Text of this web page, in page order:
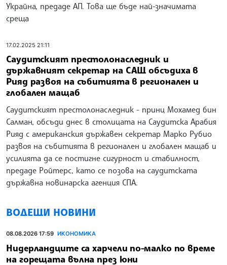
Украйна, предаде АП. Това ще бъде най-значимата
среща
17.02.2025 21:11
Саудитският престолонаследник и
държавният секретар на САЩ обсъдиха в
Рияд развоя на събитията в регионален и
глобален мащаб
Саудитският престолонаследник - принц Мохамед бин
Салман, обсъди днес в столицата на Саудитска Арабия
Рияд с американския държавен секретар Марко Рубио
развоя на събитията в регионален и глобален мащаб и
усилията да се постигне сигурност и стабилност,
предаде Ройтерс, като се позова на саудитската
държавна новинарска агенция СПА.
ВОДЕЩИ НОВИНИ
08.08.2026 17:59 ИКОНОМИКА
Нидерландците са харчели по-малко по време
на горещата вълна през юни